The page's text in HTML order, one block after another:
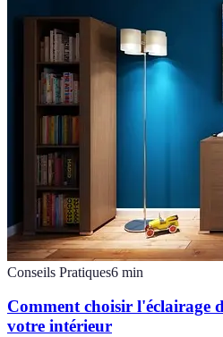
Conseils Pratiques6 min
Comment choisir l'éclairage
votre intérieur